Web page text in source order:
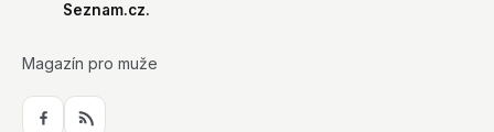
Seznam.cz.
Magazín pro muže